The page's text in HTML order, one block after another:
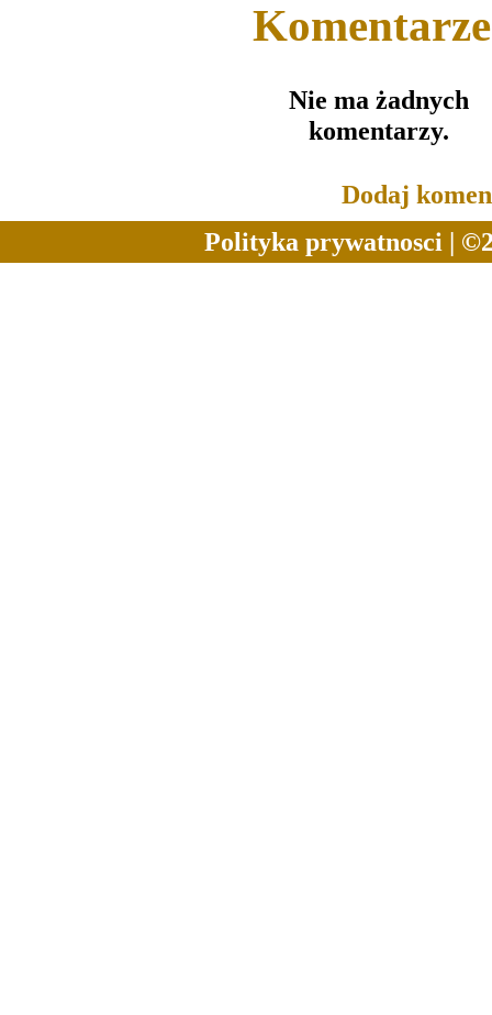
Nie ma żadnych
komentarzy.
Dodaj
Polityka prywatnosci |